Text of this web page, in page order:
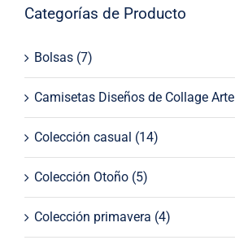
Categorías de Producto
Bolsas (7)
Camisetas Diseños de Collage Arte
Colección casual (14)
Colección Otoño (5)
Colección primavera (4)